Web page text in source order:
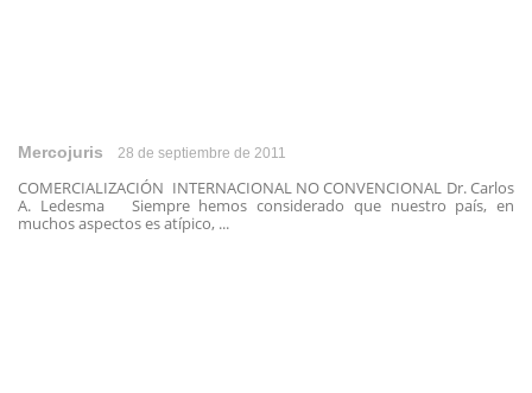
Mercojuris 28 de septiembre de 2011
COMERCIALIZACIÓN INTERNACIONAL NO CONVENCIONAL Dr. Carlos
A. Ledesma Siempre hemos considerado que nuestro país, en
muchos aspectos es atípico, ...